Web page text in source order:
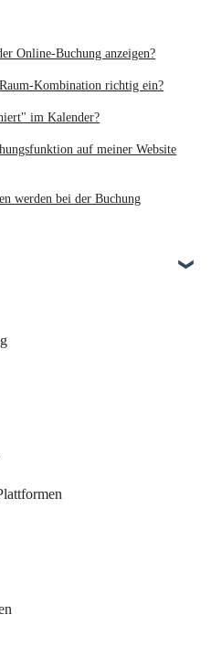
Online-Buchung anzeigen?
Kombination richtig ein?
im Kalender?
auf meiner Website
werden bei der Buchung